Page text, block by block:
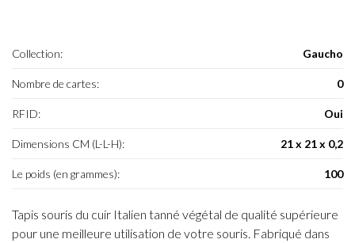
Collection: Gaucho
Nombre de cartes: 0
RFID: Oui
Dimensions CM (L-L-H): 21 x 21 x 0,2
Le poids (en grammes): 100
Tapis souris du cuir Italien tanné végétal de qualité supérieure
pour une meilleure utilisation de votre souris. Fabriqué dans